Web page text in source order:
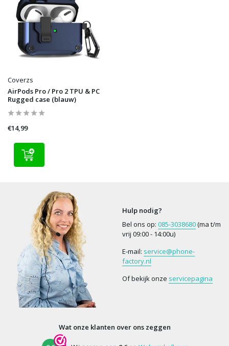
Coverzs
AirPods Pro / Pro 2 TPU & PC
Rugged case (blauw)
€14,99
Hulp nodig?
Bel ons op: 085-3038680(ma t/m
vrij 09:00 - 14:00u)
E-mail: service@phone-
factory.nl
Of bekijk onze servicepagina
Wat onze klanten over ons zeggen